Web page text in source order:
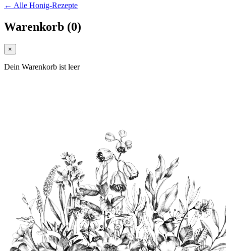
← Alle Honig-Rezepte
Warenkorb (0)
×
Dein Warenkorb ist leer